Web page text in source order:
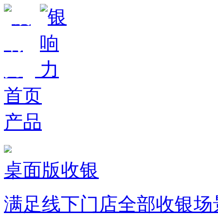
首页
产品
桌面版收银
满足线下门店全部收银场